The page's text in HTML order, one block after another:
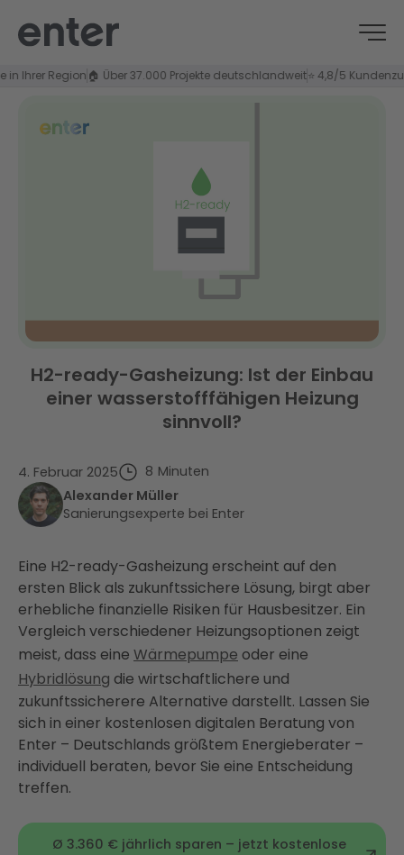
Region🏠 Über 37.000 Projekte deutschlandweit⭐ 4,8/5
H2-ready-Gasheizung: Ist der Einbau
einer wasserstofffähigen Heizung
sinnvoll?
4. Februar 2025 8 Minuten
Alexander Müller
Sanierungsexperte bei Enter
Eine H2-ready-Gasheizung erscheint auf den
ersten Blick als zukunftssichere Lösung, birgt aber
erhebliche finanzielle Risiken für Hausbesitzer. Ein
Vergleich verschiedener Heizungsoptionen zeigt
meist, dass eine Wärmepumpe oder eine
Hybridlösung die wirtschaftlichere und
zukunftssicherere Alternative darstellt. Lassen Sie
sich in einer kostenlosen digitalen Beratung von
Enter – Deutschlands größtem Energieberater –
individuell beraten, bevor Sie eine Entscheidung
treffen.
Ø 3.360 € jährlich sparen – jetzt kostenlose